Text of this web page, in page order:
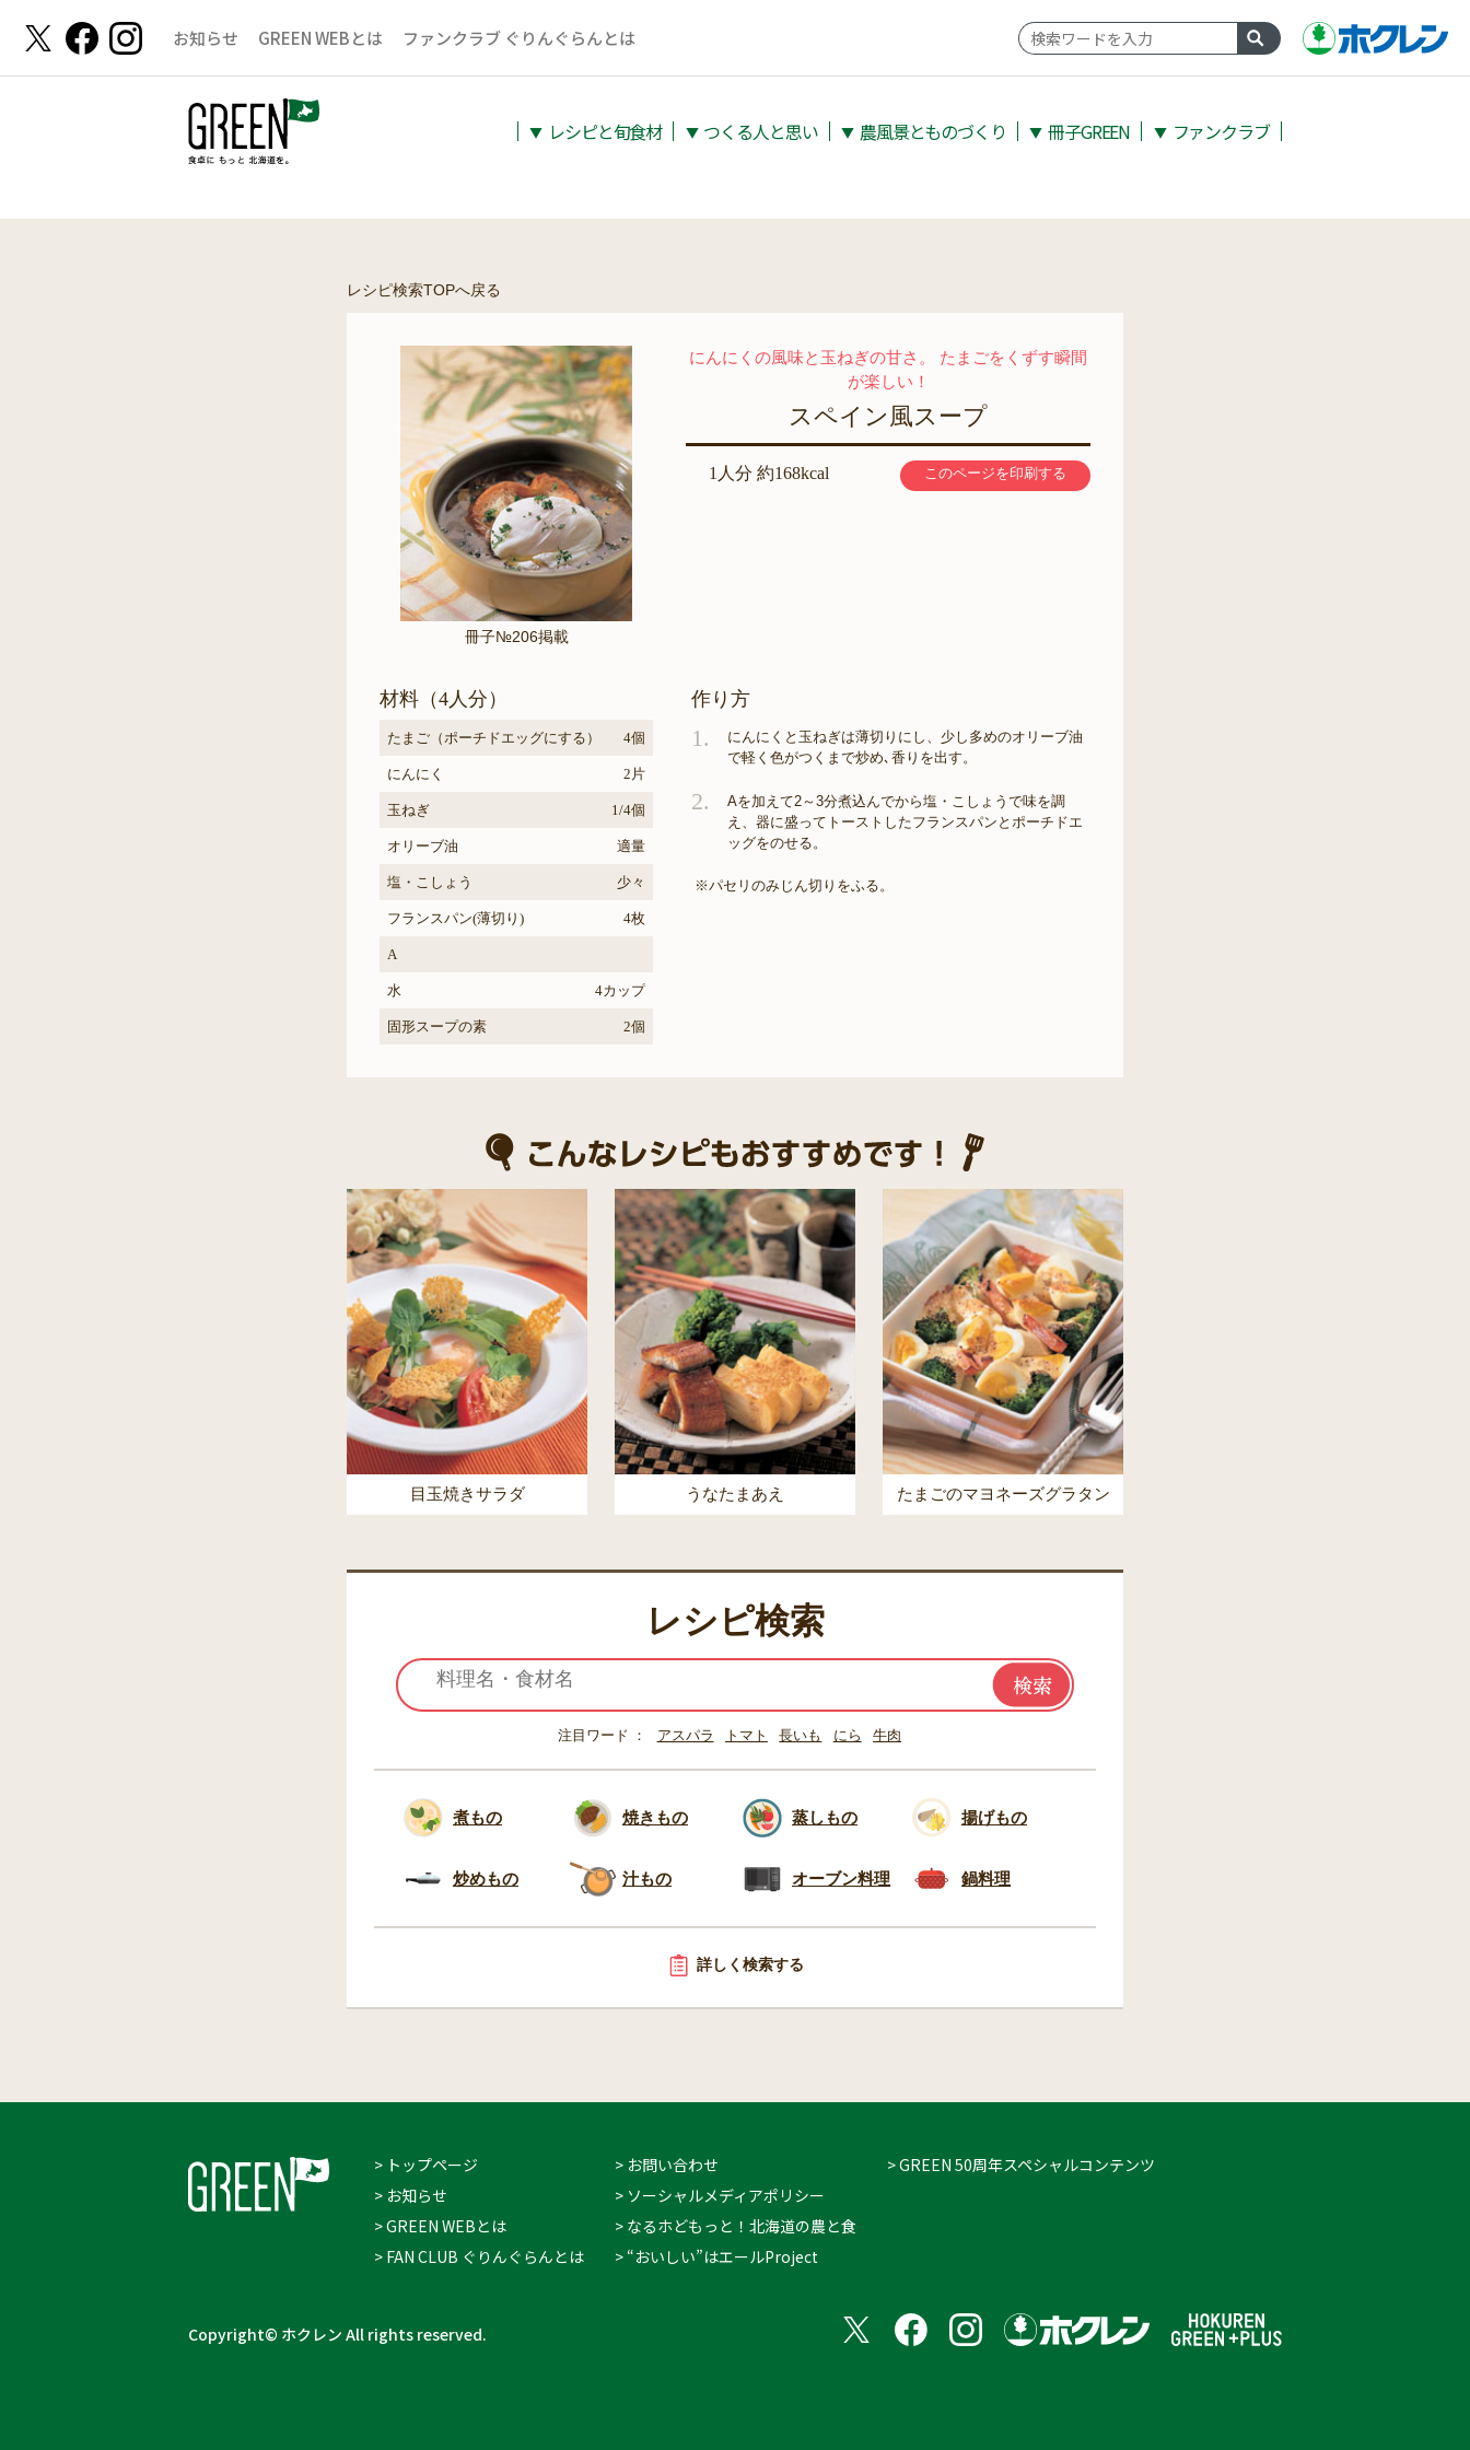
お知らせ GREEN WEBとは ファンクラブ ぐりんぐらんとは
▼ レシピと旬⾷材 ▼ つくる人と思い ▼ 農⾵景とものづくり ▼ 冊子GREEN ▼ ファンクラブ
レシピ検索TOPへ戻る
冊子№206掲載
にんにくの風味と玉ねぎの甘さ。 たまごをくずす瞬間
が楽しい！
スペイン風スープ
1人分 約168kcal このページを印刷する
材料（4人分）
たまご（ポーチドエッグにする） 4個
にんにく 2片
玉ねぎ 1/4個
オリーブ油 適量
塩・こしょう 少々
フランスパン(薄切り) 4枚
A
水 4カップ
固形スープの素 2個
作り方
1.
にんにくと玉ねぎは薄切りにし、少し多めのオリーブ油
で軽く色がつくまで炒め､香りを出す。
2.
Aを加えて2～3分煮込んでから塩・こしょうで味を調
え、器に盛ってトーストしたフランスパンとポーチドエ
ッグをのせる。
※パセリのみじん切りをふる。
目玉焼きサラダ うなたまあえ たまごのマヨネーズグラタン
レシピ検索
注目ワード アスパラ トマト 長いも にら 牛肉
煮もの 焼きもの 蒸しもの 揚げもの
炒めもの 汁もの オーブン料理 鍋料理
詳しく検索する
> トップページ
> お知らせ
> GREEN WEBとは
> FAN CLUB ぐりんぐらんとは
> お問い合わせ
> ソーシャルメディアポリシー
> なるホどもっと！北海道の農と食
> “おいしい”はエールProject
> GREEN 50周年スペシャルコンテンツ
Copyright© ホクレン All rights reserved.